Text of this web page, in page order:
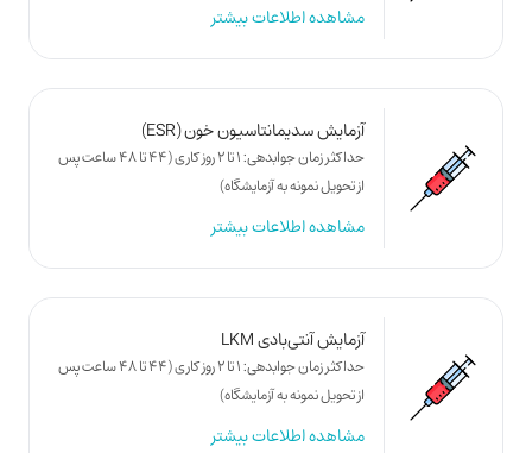
مشاهده اطلاعات بیشتر
آزمایش سدیمانتاسیون خون (ESR)
حداکثر زمان جوابدهی: 1 تا 2 روز کاری (44 تا 48 ساعت پس
از تحویل نمونه به آزمایشگاه)
مشاهده اطلاعات بیشتر
آزمایش آنتی‌بادی LKM
حداکثر زمان جوابدهی: 1 تا 2 روز کاری (44 تا 48 ساعت پس
از تحویل نمونه به آزمایشگاه)
مشاهده اطلاعات بیشتر